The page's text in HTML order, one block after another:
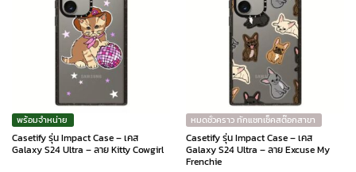
พร้อมจำหน่าย
Casetify รุ่น Impact Case – เคส
Galaxy S24 Ultra – ลาย Kitty Cowgirl
หมดชั่วคราว ทักแชทเช็คสต๊อกสาขา
Casetify รุ่น Impact Case – เคส
Galaxy S24 Ultra – ลาย Excuse My
Frenchie